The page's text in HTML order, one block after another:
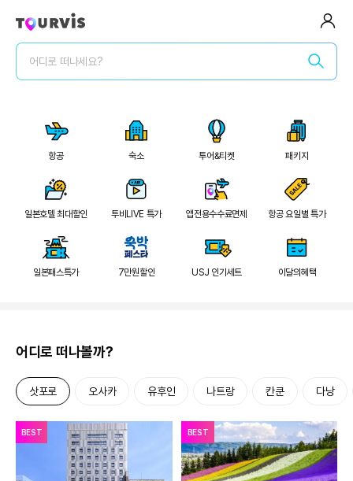
어디로 떠나세요?
항공 숙소 투어&티켓 패키지
일본호텔 최대할인 투비LIVE 특가 앱전용수수료면제 항공 요일별 특가
일본패스특가 7만원할인 USJ 인기세트 이달의혜택
어디로 떠나볼까?
삿포로 오사카 유후인 나트랑 칸쿤 다낭
BEST BEST
전체메뉴
로그인/회원가입
투어&티켓
여행가이드
숙박세일 최대 7만원
숙박세일 페스타
전세계 리조트 특가
럭셔리 셀렉트
일본 다이렉트